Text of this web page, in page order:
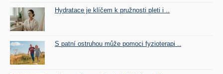
Hydratace je klíčem k pružnosti pleti i ..
S patní ostruhou může pomoci fyzioterapi ..